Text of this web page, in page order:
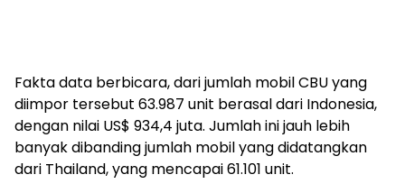
Fakta data berbicara, dari jumlah mobil CBU yang
diimpor tersebut 63.987 unit berasal dari Indonesia,
dengan nilai US$ 934,4 juta. Jumlah ini jauh lebih
banyak dibanding jumlah mobil yang didatangkan
dari Thailand, yang mencapai 61.101 unit.